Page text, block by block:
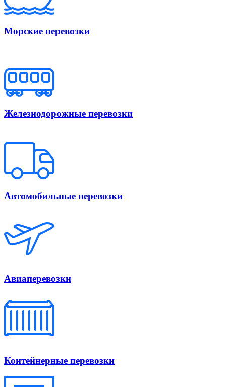
Морские перевозки
Железнодорожные перевозки
Автомобильные перевозки
Авиаперевозки
Контейнерные перевозки